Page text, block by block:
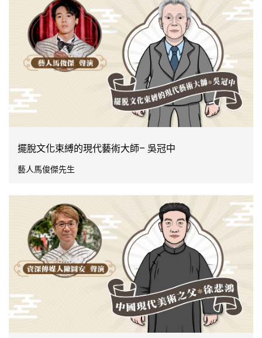
擺脫文化束縛的現代藝術大師– 吳冠中
藝人馬俊傑先生